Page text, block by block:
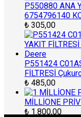
P550880 ANA
6754796140
₺ 305,00
P551424
FİLTRESİ
₺ 485,00
MİLLİONE
₺ 1.800,00